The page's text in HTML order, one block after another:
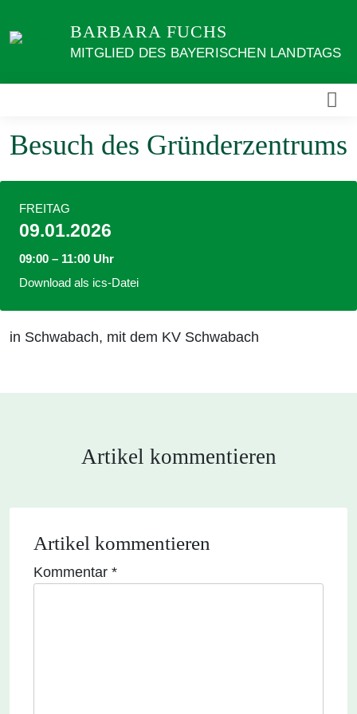
zum
BARBARA FUCHS
MITGLIED DES BAYERISCHEN LANDTAGS
Besuch des Gründerzentrums
in Schwabach, mit dem KV Schwabach
FREITAG
09.01.2026
09:00 – 11:00 Uhr
Download als ics-Datei
Artikel kommentieren
Artikel kommentieren
Kommentar *